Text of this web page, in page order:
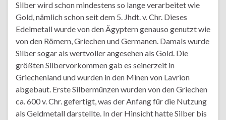
Silber wird schon mindestens so lange verarbeitet wie
Gold, nämlich schon seit dem 5. Jhdt. v. Chr. Dieses
Edelmetall wurde von den Ägyptern genauso genutzt wie
von den Römern, Griechen und Germanen. Damals wurde
Silber sogar als wertvoller angesehen als Gold. Die
größten Silbervorkommen gab es seinerzeit in
Griechenland und wurden in den Minen von Lavrion
abgebaut. Erste Silbermünzen wurden von den Griechen
ca. 600 v. Chr. gefertigt, was der Anfang für die Nutzung
als Geldmetall darstellte. In der Hinsicht hatte Silber bis